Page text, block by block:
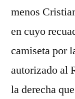
menos
en cuyo
camiseta por
autorizado al
la derecha